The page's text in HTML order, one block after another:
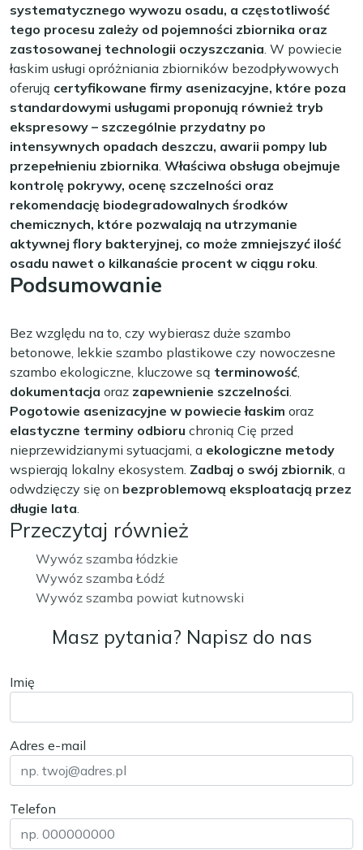
systematycznego wywozu osadu, a częstotliwość
tego procesu zależy od pojemności zbiornika oraz
zastosowanej technologii oczyszczania. W powiecie
łaskim usługi opróżniania zbiorników bezodpływowych
oferują certyfikowane firmy asenizacyjne, które poza
standardowymi usługami proponują również tryb
ekspresowy – szczególnie przydatny po
intensywnych opadach deszczu, awarii pompy lub
przepełnieniu zbiornika. Właściwa obsługa obejmuje
kontrolę pokrywy, ocenę szczelności oraz
rekomendację biodegradowalnych środków
chemicznych, które pozwalają na utrzymanie
aktywnej flory bakteryjnej, co może zmniejszyć ilość
osadu nawet o kilkanaście procent w ciągu roku.
Podsumowanie
Bez względu na to, czy wybierasz duże szambo
betonowe, lekkie szambo plastikowe czy nowoczesne
szambo ekologiczne, kluczowe są terminowość,
dokumentacja oraz zapewnienie szczelności.
Pogotowie asenizacyjne w powiecie łaskim oraz
elastyczne terminy odbioru chronią Cię przed
nieprzewidzianymi sytuacjami, a ekologiczne metody
wspierają lokalny ekosystem. Zadbaj o swój zbiornik, a
odwdzięczy się on bezproblemową eksploatacją przez
długie lata.
Przeczytaj również
Wywóz szamba łódzkie
Wywóz szamba Łódź
Wywóz szamba powiat kutnowski
Masz pytania? Napisz do nas
Imię
Adres e-mail
Telefon